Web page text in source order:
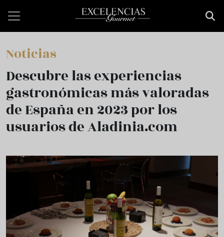
Noticias
Descubre las experiencias
gastronómicas más valoradas
de España en 2023 por los
usuarios de Aladinia.com